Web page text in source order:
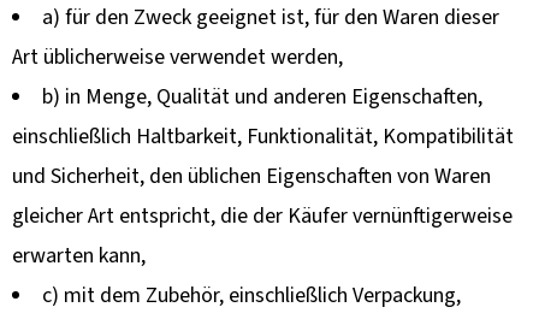
a) für den Zweck geeignet ist, für den Waren dieser
Art üblicherweise verwendet werden,
b) in Menge, Qualität und anderen Eigenschaften,
einschließlich Haltbarkeit, Funktionalität, Kompatibilität
und Sicherheit, den üblichen Eigenschaften von Waren
gleicher Art entspricht, die der Käufer vernünftigerweise
erwarten kann,
c) mit dem Zubehör, einschließlich Verpackung,